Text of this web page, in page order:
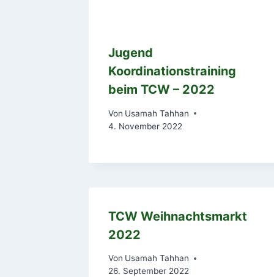
Jugend
Koordinationstraining
beim TCW – 2022
Von Usamah Tahhan
4. November 2022
TCW Weihnachtsmarkt
2022
Von Usamah Tahhan
26. September 2022